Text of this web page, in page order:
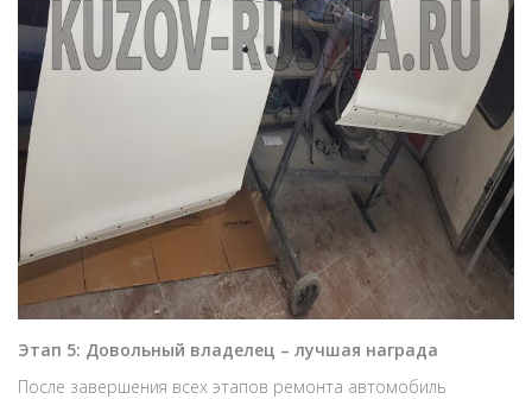
Этап 5: Довольный владелец – лучшая награда
После завершения всех этапов ремонта автомобиль